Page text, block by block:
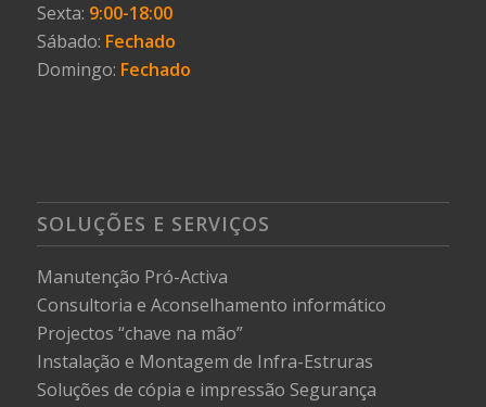
Sexta: 9:00-18:00
Sábado: Fechado
Domingo: Fechado
SOLUÇÕES E SERVIÇOS
Manutenção Pró-Activa
Consultoria e Aconselhamento informático
Projectos “chave na mão”
Instalação e Montagem de Infra-Estruras
Soluções de cópia e impressão Segurança